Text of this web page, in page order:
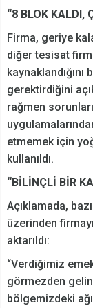
“8 BLOK KALDI,
Firma, geriye
diğer tesisat
gerektirdiğini
rağmen
etmemek için
kullanıldı.
“BİLİNÇLİ BİR
Açıklamada,
üzerinden
aktarıldı:
“Verdiğimiz
görmezden
bölgemizdeki